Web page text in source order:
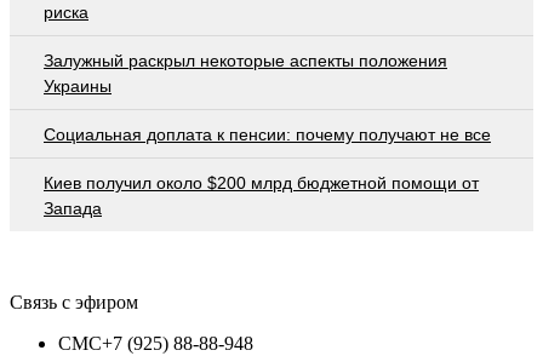
риска
Залужный раскрыл некоторые аспекты положения
Украины
Социальная доплата к пенсии: почему получают не все
Киев получил около $200 млрд бюджетной помощи от
Запада
Связь с эфиром
СМС+7 (925) 88-88-948